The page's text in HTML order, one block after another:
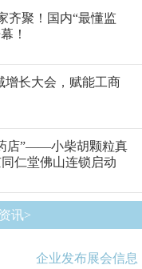
齐聚！国内“最懂监
！
增长大会，赋能工商
店”——小柴胡颗粒真
仁堂佛山连锁启动
讯>
企业发布展会信息